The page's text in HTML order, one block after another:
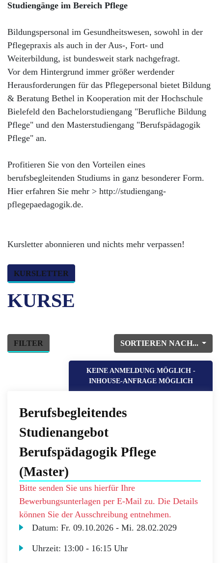
Studiengänge im Bereich Pflege
Bildungspersonal im Gesundheitswesen, sowohl in der
Pflegepraxis als auch in der Aus-, Fort- und
Weiterbildung, ist bundesweit stark nachgefragt.
Vor dem Hintergrund immer größer werdender
Herausforderungen für das Pflegepersonal bietet Bildung
& Beratung Bethel in Kooperation mit der Hochschule
Bielefeld den Bachelorstudiengang "Berufliche Bildung
Pflege" und den Masterstudiengang "Berufspädagogik
Pflege" an.
Profitieren Sie von den Vorteilen eines
berufsbegleitenden Studiums in ganz besonderer Form.
Hier erfahren Sie mehr > http://studiengang-
pflegepaedagogik.de.
Kursletter abonnieren und nichts mehr verpassen!
KURSLETTER
KURSE
SORTIEREN NACH...
FILTER
KEINE ANMELDUNG MÖGLICH -
INHOUSE-ANFRAGE MÖGLICH
Berufsbegleitendes
Studienangebot
Berufspädagogik Pflege
(Master)
Bitte senden Sie uns hierfür Ihre
Bewerbungsunterlagen per E-Mail zu. Die Details
können Sie der Ausschreibung entnehmen.
Datum:Fr. 09.10.2026 -Mi. 28.02.2029
Uhrzeit: 13:00 - 16:15 Uhr